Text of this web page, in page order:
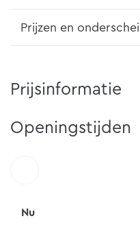
Prijzen en
Prijsinformatie
Openingstijden
Nu